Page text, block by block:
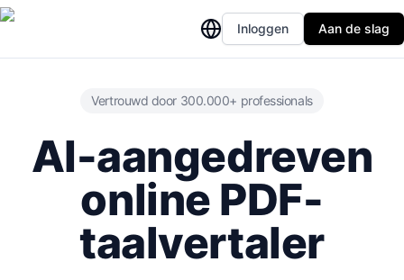
Inloggen Aan de slag
Vertrouwd door 300.000+ professionals
AI-aangedreven
online PDF-
taalvertaler